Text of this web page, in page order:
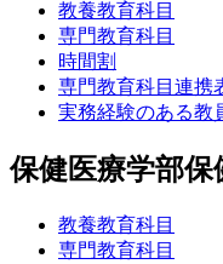
教養教育科目
専門教育科目
時間割
専門教育科目連携
実務経験のある教
保健医療学部保
教養教育科目
専門教育科目